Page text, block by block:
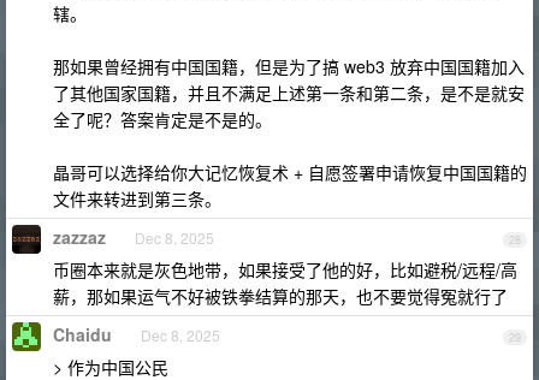
辖。
那如果曾经拥有中国国籍，但是为了搞 web3 放弃中国国籍加入
了其他国家国籍，并且不满足上述第一条和第二条，是不是就安
全了呢？答案肯定是不是的。
晶哥可以选择给你大记忆恢复术 + 自愿签署申请恢复中国国籍的
文件来转进到第三条。
28
zazzaz Dec 8, 2025
币圈本来就是灰色地带，如果接受了他的好，比如避税/远程/高
薪，那如果运气不好被铁拳结算的那天，也不要觉得冤就行了
29
Chaidu Dec 8, 2025
> 作为中国公民